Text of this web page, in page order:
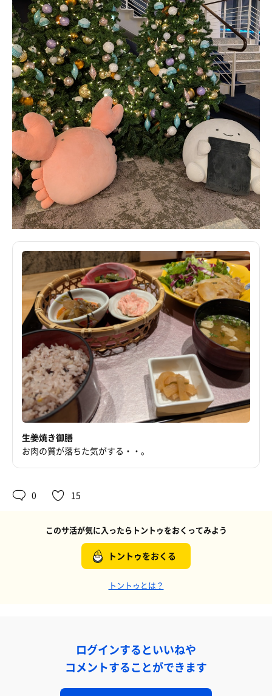
生姜焼き御膳
お肉の質が落ちた気がする・・。
0 15
このサ活が気に入ったらトントゥをおくってみよう
トントゥをおくる
トントゥとは？
ログインするといいねや
コメントすることができます